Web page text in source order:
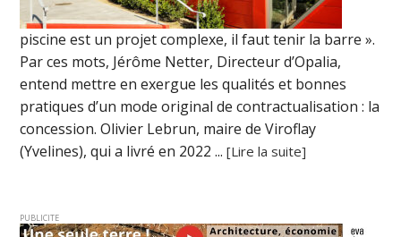
piscine est un projet complexe, il faut tenir la barre ».
Par ces mots, Jérôme Netter, Directeur d’Opalia,
entend mettre en exergue les qualités et bonnes
pratiques d’un mode original de contractualisation : la
concession. Olivier Lebrun, maire de Viroflay
(Yvelines), qui a livré en 2022 ...[Lire la suite]
PUBLICITE